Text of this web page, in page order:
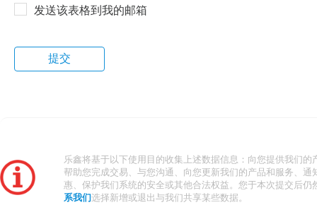
发送该表格到我的邮箱
乐鑫将基于以下使用目的收集上述数据信息：向您提供我们的
帮助您完成交易、与您沟通、向您更新我们的产品和服务、通
惠、保护我们系统的安全或其他合法权益。您于本次提交后仍
系我们 选择新增或退出与我们共享某些数据。